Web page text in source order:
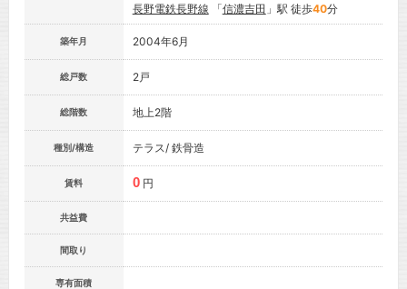
長野電鉄長野線 「信濃吉田 」駅 徒歩40分
築年月 2004年6月
総戸数 2戸
総階数 地上2階
種別/構造 テラス/ 鉄骨造
賃料 0 円
共益費
間取り
専有面積